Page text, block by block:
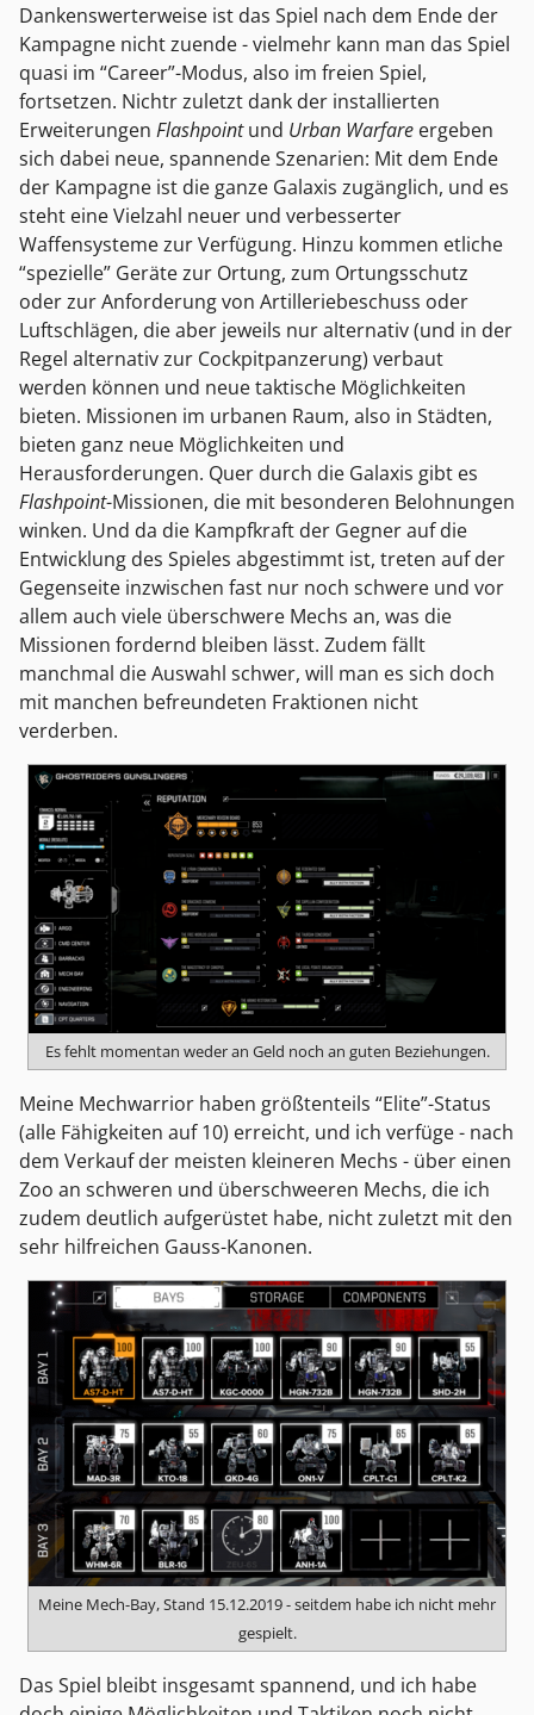
Dankenswerterweise ist das Spiel nach dem Ende der
Kampagne nicht zuende - vielmehr kann man das Spiel
quasi im “Career”-Modus, also im freien Spiel,
fortsetzen. Nichtr zuletzt dank der installierten
Erweiterungen Flashpointund Urban Warfare ergeben
sich dabei neue, spannende Szenarien: Mit dem Ende
der Kampagne ist die ganze Galaxis zugänglich, und es
steht eine Vielzahl neuer und verbesserter
Waffensysteme zur Verfügung. Hinzu kommen etliche
“spezielle” Geräte zur Ortung, zum Ortungsschutz
oder zur Anforderung von Artilleriebeschuss oder
Luftschlägen, die aber jeweils nur alternativ (und in der
Regel alternativ zur Cockpitpanzerung) verbaut
werden können und neue taktische Möglichkeiten
bieten. Missionen im urbanen Raum, also in Städten,
bieten ganz neue Möglichkeiten und
Herausforderungen. Quer durch die Galaxis gibt es
Flashpoint-Missionen, die mit besonderen Belohnungen
winken. Und da die Kampfkraft der Gegner auf die
Entwicklung des Spieles abgestimmt ist, treten auf der
Gegenseite inzwischen fast nur noch schwere und vor
allem auch viele überschwere Mechs an, was die
Missionen fordernd bleiben lässt. Zudem fällt
manchmal die Auswahl schwer, will man es sich doch
mit manchen befreundeten Fraktionen nicht
verderben.
Es fehlt momentan weder an Geld noch an guten Beziehungen.
Meine Mechwarrior haben größtenteils “Elite”-Status
(alle Fähigkeiten auf 10) erreicht, und ich verfüge - nach
dem Verkauf der meisten kleineren Mechs - über einen
Zoo an schweren und überschweeren Mechs, die ich
zudem deutlich aufgerüstet habe, nicht zuletzt mit den
sehr hilfreichen Gauss-Kanonen.
Meine Mech-Bay, Stand 15.12.2019 - seitdem habe ich nicht mehr
gespielt.
Das Spiel bleibt insgesamt spannend, und ich habe